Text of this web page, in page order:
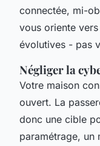
connectée, mi-
vous oriente
évolutives - pas
Négliger la
Votre maison
ouvert. La
donc une cible
paramétrage, un